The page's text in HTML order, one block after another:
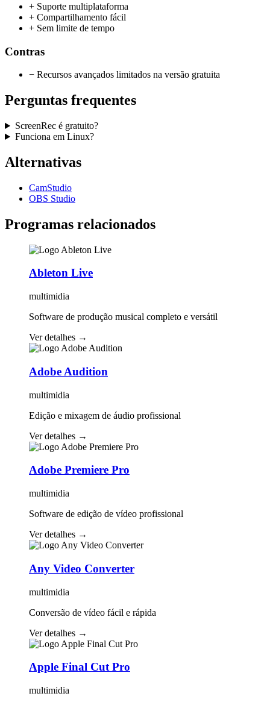
+ Suporte multiplataforma
+ Compartilhamento fácil
+ Sem limite de tempo
Contras
− Recursos avançados limitados na versão gratuita
Perguntas frequentes
ScreenRec é gratuito?
Funciona em Linux?
Alternativas
CamStudio
OBS Studio
Programas relacionados
Ableton Live
multimidia
Software de produção musical completo e versátil
Ver detalhes →
Adobe Audition
multimidia
Edição e mixagem de áudio profissional
Ver detalhes →
Adobe Premiere Pro
multimidia
Software de edição de vídeo profissional
Ver detalhes →
Any Video Converter
multimidia
Conversão de vídeo fácil e rápida
Ver detalhes →
Apple Final Cut Pro
multimidia